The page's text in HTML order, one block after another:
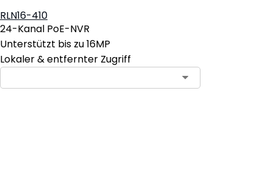
RLN16-410
24-Kanal PoE-NVR
Unterstützt bis zu 16MP
Lokaler & entfernter Zugriff